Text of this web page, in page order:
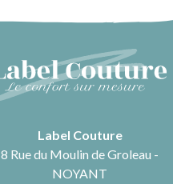
Label Couture
8 Rue du Moulin de Groleau -
NOYANT